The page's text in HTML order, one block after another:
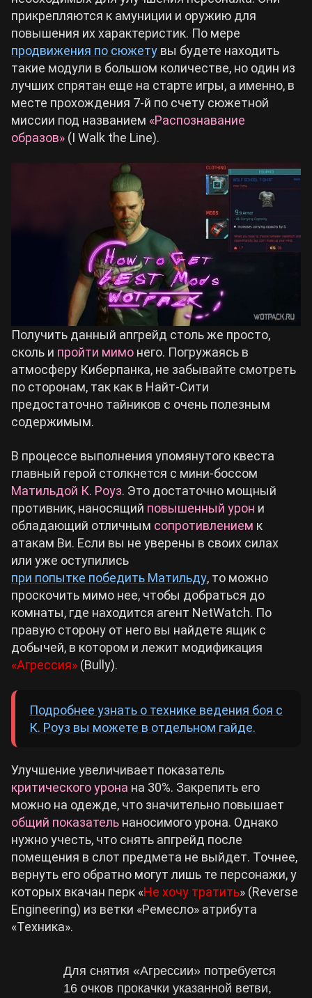
Crimson Desert
Zenless Zone Zero
Kingdom Come: Deliverance 2
Wuthering Waves
Hogwarts Legacy
Cyberpunk 2077
Все игры
Билды Arknights: Endfield
Билды Wuthering Waves
Билды Cyberpunk 2077
прикрепляются к амуниции и оружию для
повышения их характеристик. По мере
продвижения по сюжету вы будете находить
такие модули в большом количестве, но один из
лучших спрятан еще на старте игры, а именно, в
месте прохождения 7-й по счету сюжетной
миссии под названием «Распознавание
образов» (I Walk the Line).
Получить данный апгрейд столь же просто,
сколь и пройти мимо него. Погружаясь в
атмосферу Киберпанка, не забывайте смотреть
по сторонам, так как в Найт-Сити
предостаточно тайников с очень полезным
содержимым.
В процессе выполнения упомянутого квеста
главный герой столкнется с мини-боссом
Матильдой К. Роуз. Это достаточно мощный
противник, наносящий повышенный урон и
обладающий отличным сопротивлением к
атакам Ви. Если вы не уверены в своих силах
или уже оступились
при попытке победить Матильду, то можно
проскочить мимо нее, чтобы добраться до
комнаты, где находится агент NetWatch. По
правую сторону от него вы найдете ящик с
добычей, в котором и лежит модификация
«Агрессия» (Bully).
Подробнее узнать о технике ведения боя с
К. Роуз вы можете в отдельном гайде.
Улучшение увеличивает показатель
критического урона на 30%. Закрепить его
можно на одежде, что значительно повышает
общий показатель наносимого урона. Однако
нужно учесть, что снять апгрейд после
помещения в слот предмета не выйдет. Точнее,
вернуть его обратно могут лишь те персонажи, у
которых вкачан перк «Не хочу тратить» (Reverse
Engineering) из ветки «Ремесло» атрибута
«Техника».
Для снятия «Агрессии» потребуется
16 очков прокачки указанной ветви,